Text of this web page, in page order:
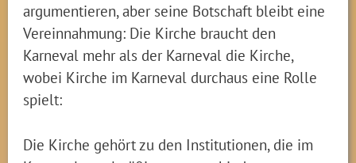
argumentieren, aber seine Botschaft bleibt eine
Vereinnahmung: Die Kirche braucht den
Karneval mehr als der Karneval die Kirche,
wobei Kirche im Karneval durchaus eine Rolle
spielt:
Die Kirche gehört zu den Institutionen, die im